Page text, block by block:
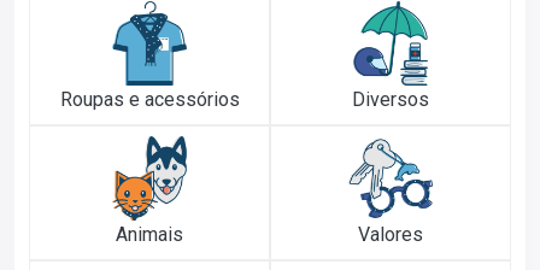
Roupas e acessórios Diversos
Animais Valores